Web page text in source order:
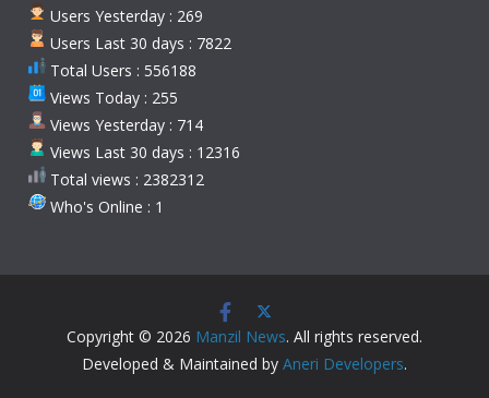
Users Yesterday : 269
Users Last 30 days : 7822
Total Users : 556188
Views Today : 255
Views Yesterday : 714
Views Last 30 days : 12316
Total views : 2382312
Who's Online : 1
Copyright © 2026 Manzil News. All rights reserved.
Developed & Maintained by Aneri Developers.